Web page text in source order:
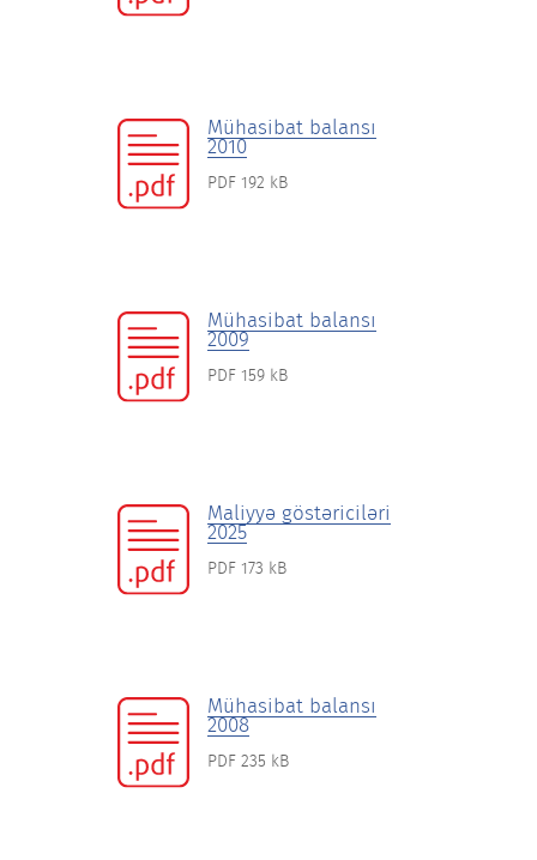
Mühasibat balansı
2010
PDF 192 kB
Mühasibat balansı
2009
PDF 159 kB
Maliyyə göstəriciləri
2025
PDF 173 kB
Mühasibat balansı
2008
PDF 235 kB